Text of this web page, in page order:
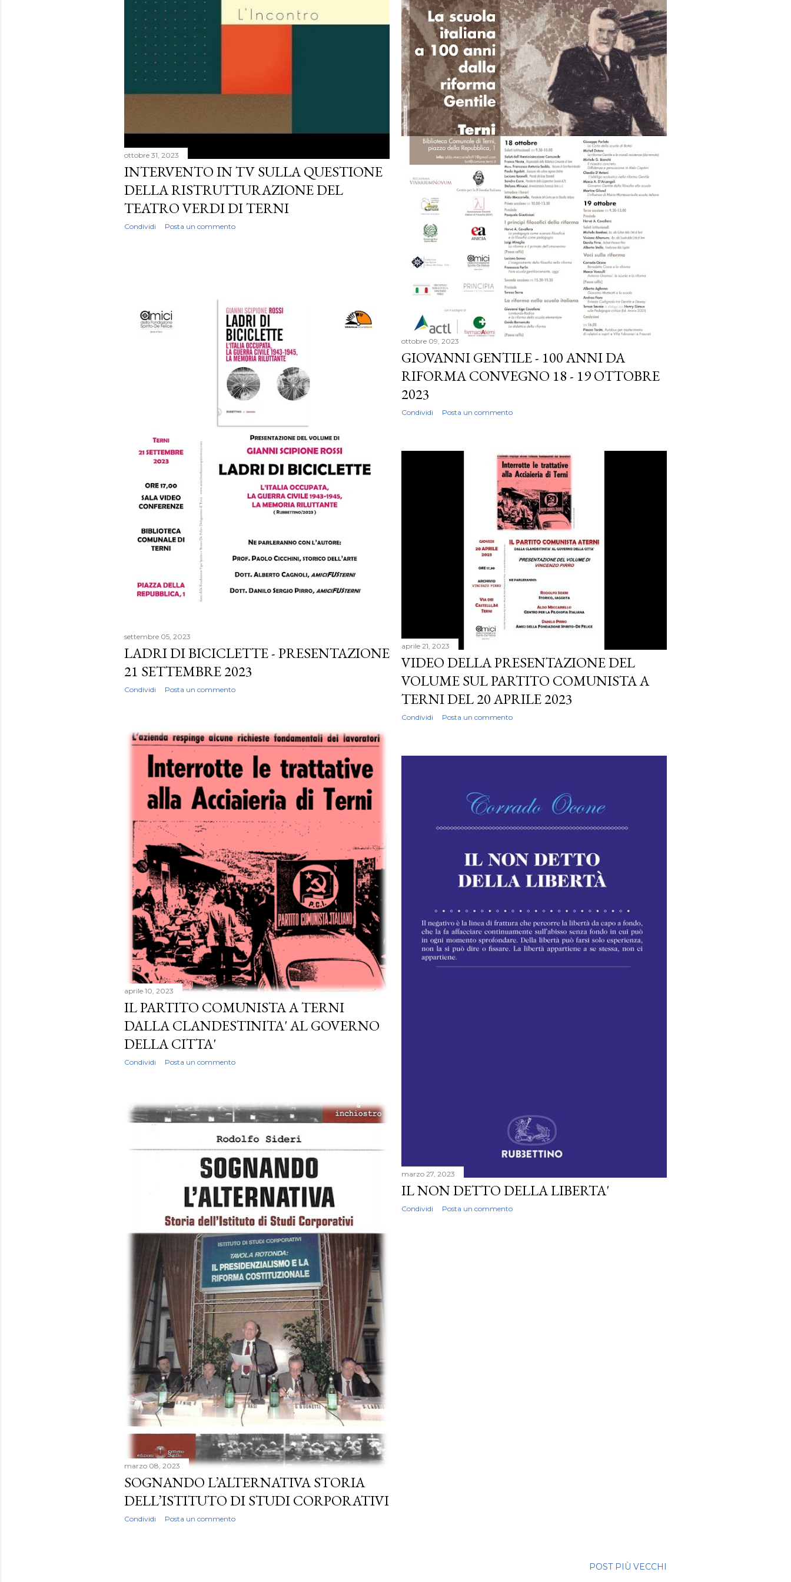
ottobre 31, 2023
INTERVENTO IN TV SULLA QUESTIONE
DELLA RISTRUTTURAZIONE DEL
TEATRO VERDI DI TERNI
Condividi Posta un commento
ottobre 09, 2023
GIOVANNI GENTILE - 100 ANNI DA
RIFORMA CONVEGNO 18 - 19 OTTOBRE
2023
Condividi Posta un commento
settembre 05, 2023
LADRI DI BICICLETTE - PRESENTAZIONE
21 SETTEMBRE 2023
Condividi Posta un commento
aprile 21, 2023
VIDEO DELLA PRESENTAZIONE DEL
VOLUME SUL PARTITO COMUNISTA A
TERNI DEL 20 APRILE 2023
Condividi Posta un commento
aprile 10, 2023
IL PARTITO COMUNISTA A TERNI
DALLA CLANDESTINITA' AL GOVERNO
DELLA CITTA'
Condividi Posta un commento
marzo 27, 2023
IL NON DETTO DELLA LIBERTA'
Condividi Posta un commento
marzo 08, 2023
SOGNANDO L’ALTERNATIVA STORIA
DELL’ISTITUTO DI STUDI CORPORATIVI
Condividi Posta un commento
POST PIÙ VECCHI